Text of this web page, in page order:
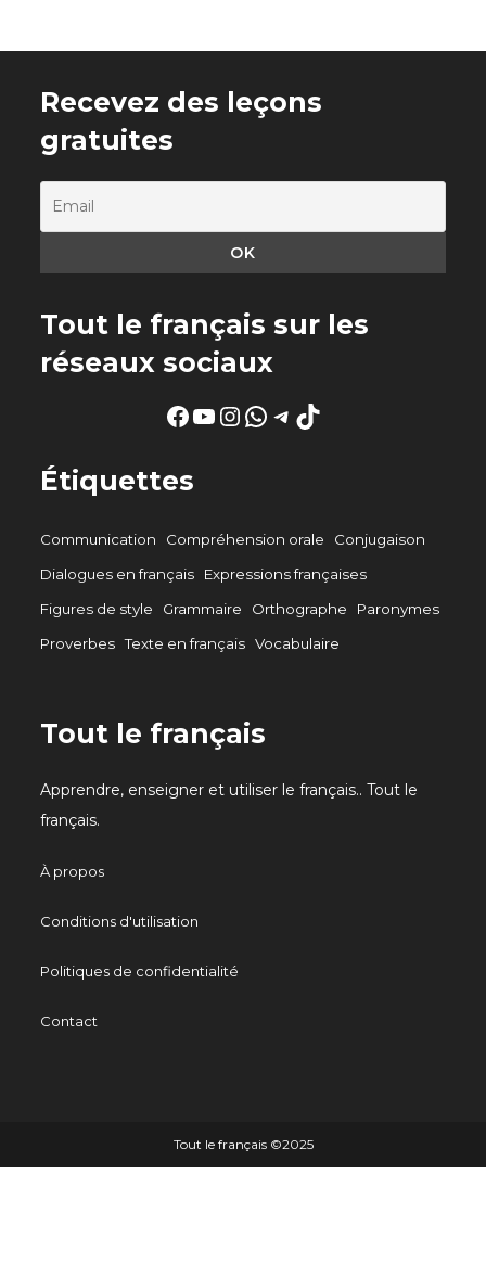
Recevez des leçons
gratuites
Tout le français sur les
réseaux sociaux
Facebook
YouTube
Instagram
WhatsApp
Telegram
TikTok
Étiquettes
Communication Compréhension orale
Conjugaison
Dialogues en français
Expressions françaises
Figures de style
Grammaire Orthographe
Paronymes
Proverbes Texte en français Vocabulaire
Tout le français
Apprendre, enseigner et utiliser le français.. Tout le
français.
À propos
Conditions d'utilisation
Politiques de confidentialité
Contact
Tout le français ©️2025